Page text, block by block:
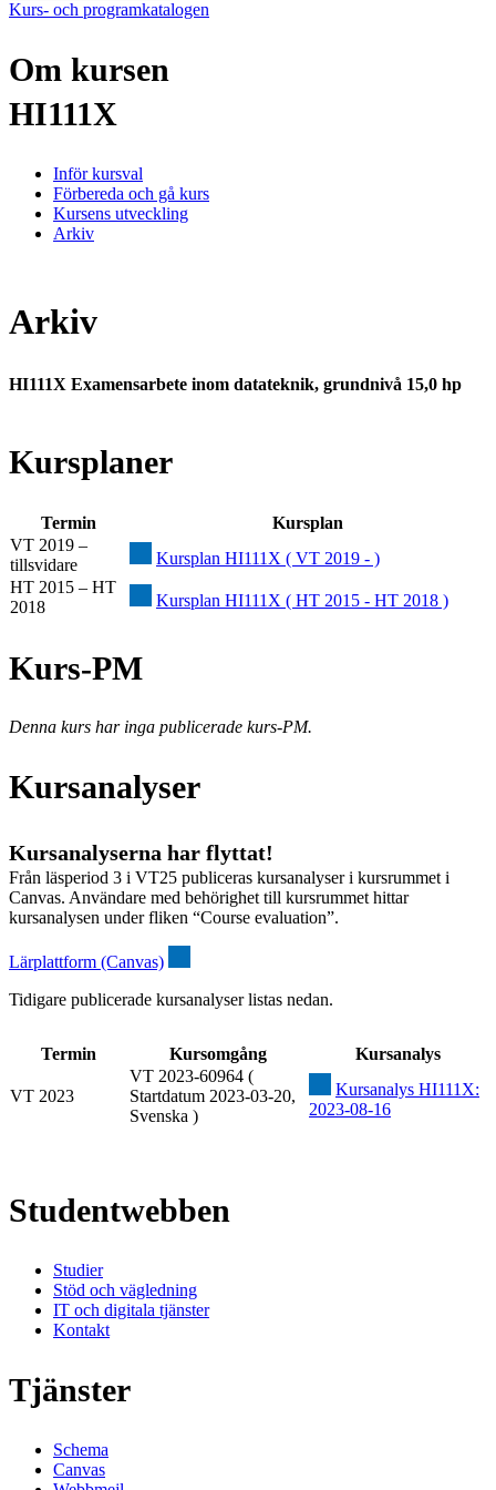
Kurs- och programkatalogen
Om kursen
HI111X
Inför kursval
Förbereda och gå kurs
Kursens utveckling
Arkiv
Arkiv
HI111X Examensarbete inom datateknik, grundnivå 15,0 hp
Kursplaner
Termin
Kursplan
VT 2019 –
tillsvidare
Kursplan HI111X ( VT 2019 - )
HT 2015 – HT
2018
Kursplan HI111X ( HT 2015 - HT 2018 )
Kurs-PM
Denna kurs har inga publicerade kurs-PM.
Kursanalyser
Kursanalyserna har flyttat!
Från läsperiod 3 i VT25 publiceras kursanalyser i kursrummet i
Canvas. Användare med behörighet till kursrummet hittar
kursanalysen under fliken “Course evaluation”.
Lärplattform (Canvas)
Tidigare publicerade kursanalyser listas nedan.
Termin Kursomgång Kursanalys
VT 2023
VT 2023-60964 (
Startdatum 2023-03-20,
Svenska )
Kursanalys HI111X:
2023-08-16
Studentwebben
Studier
Stöd och vägledning
IT och digitala tjänster
Kontakt
Tjänster
Schema
Canvas